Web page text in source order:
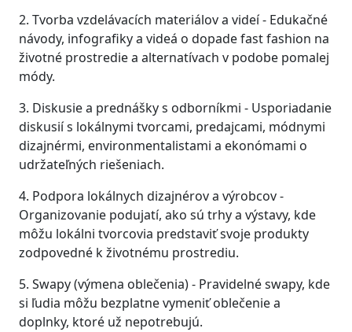
2. Tvorba vzdelávacích materiálov a videí - Edukačné
návody, infografiky a videá o dopade fast fashion na
životné prostredie a alternatívach v podobe pomalej
módy.
3. Diskusie a prednášky s odborníkmi - Usporiadanie
diskusií s lokálnymi tvorcami, predajcami, módnymi
dizajnérmi, environmentalistami a ekonómami o
udržateľných riešeniach.
4. Podpora lokálnych dizajnérov a výrobcov -
Organizovanie podujatí, ako sú trhy a výstavy, kde
môžu lokálni tvorcovia predstaviť svoje produkty
zodpovedné k životnému prostrediu.
5. Swapy (výmena oblečenia) - Pravidelné swapy, kde
si ľudia môžu bezplatne vymeniť oblečenie a
doplnky, ktoré už nepotrebujú.